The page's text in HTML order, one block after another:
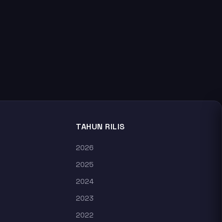
TAHUN RILIS
2026
2025
2024
2023
2022